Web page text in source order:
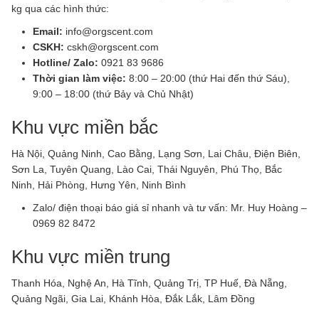
kg qua các hình thức:
Email: info@orgscent.com
CSKH: cskh@orgscent.com
Hotline/ Zalo: 0921 83 9686
Thời gian làm việc: 8:00 – 20:00 (thứ Hai đến thứ Sáu),
9:00 – 18:00 (thứ Bảy và Chủ Nhật)
Khu vực miền bắc
Hà Nội, Quảng Ninh, Cao Bằng, Lạng Sơn, Lai Châu, Điện Biên,
Sơn La, Tuyên Quang, Lào Cai, Thái Nguyên, Phú Thọ, Bắc
Ninh, Hải Phòng, Hưng Yên, Ninh Bình
Zalo/ điện thoại báo giá sỉ nhanh và tư vấn: Mr. Huy Hoàng –
0969 82 8472
Khu vực miền trung
Thanh Hóa, Nghệ An, Hà Tĩnh, Quảng Trị, TP Huế, Đà Nẵng,
Quảng Ngãi, Gia Lai, Khánh Hòa, Đắk Lắk, Lâm Đồng